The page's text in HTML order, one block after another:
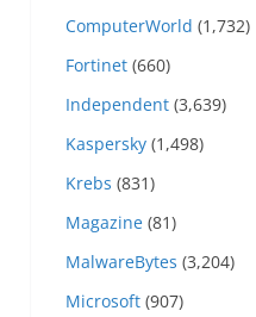
ComputerWorld (1,732)
Fortinet (660)
Independent (3,639)
Kaspersky (1,498)
Krebs (831)
Magazine (81)
MalwareBytes (3,204)
Microsoft (907)